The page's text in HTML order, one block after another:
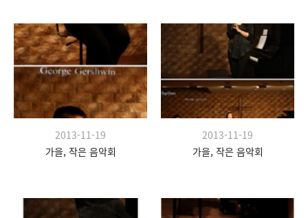
2013-11-19
가을, 작은 음악회
2013-11-19
가을, 작은 음악회